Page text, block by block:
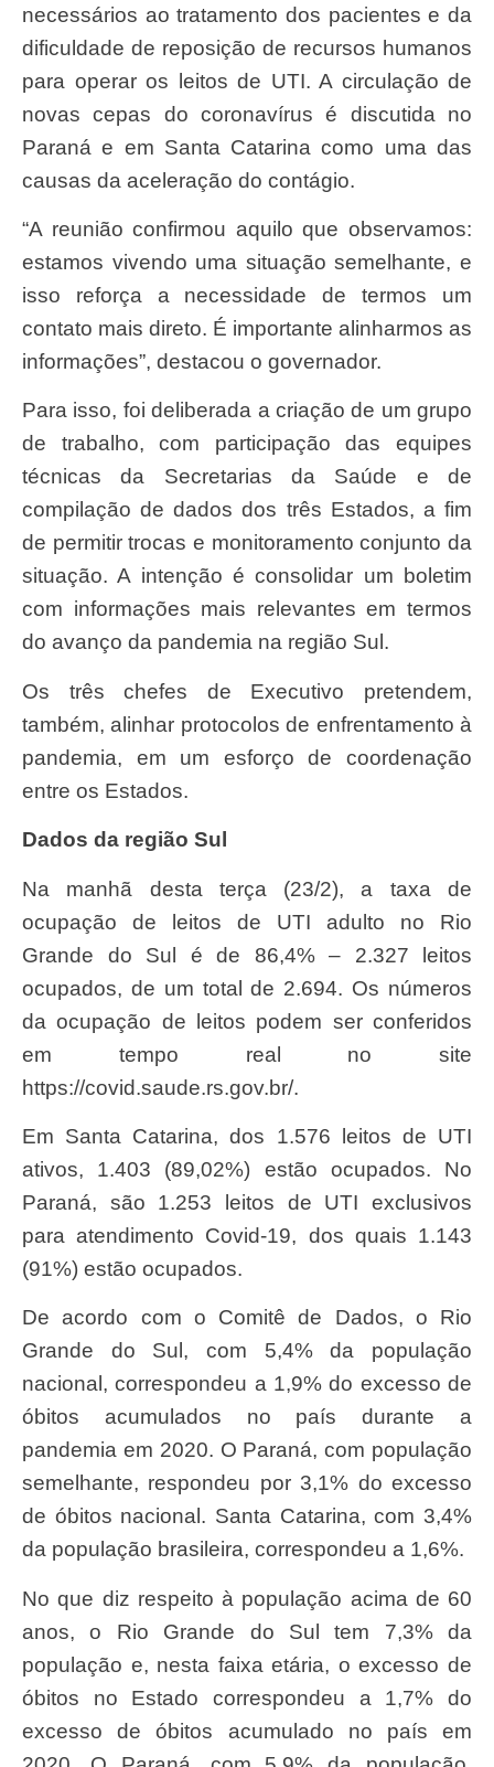
necessários ao tratamento dos pacientes e da
dificuldade de reposição de recursos humanos
para operar os leitos de UTI. A circulação de
novas cepas do coronavírus é discutida no
Paraná e em Santa Catarina como uma das
causas da aceleração do contágio.
“A reunião confirmou aquilo que observamos:
estamos vivendo uma situação semelhante, e
isso reforça a necessidade de termos um
contato mais direto. É importante alinharmos as
informações”, destacou o governador.
Para isso, foi deliberada a criação de um grupo
de trabalho, com participação das equipes
técnicas da Secretarias da Saúde e de
compilação de dados dos três Estados, a fim
de permitir trocas e monitoramento conjunto da
situação. A intenção é consolidar um boletim
com informações mais relevantes em termos
do avanço da pandemia na região Sul.
Os três chefes de Executivo pretendem,
também, alinhar protocolos de enfrentamento à
pandemia, em um esforço de coordenação
entre os Estados.
Dados da região Sul
Na manhã desta terça (23/2), a taxa de
ocupação de leitos de UTI adulto no Rio
Grande do Sul é de 86,4% – 2.327 leitos
ocupados, de um total de 2.694. Os números
da ocupação de leitos podem ser conferidos
em tempo real no site
https://covid.saude.rs.gov.br/.
Em Santa Catarina, dos 1.576 leitos de UTI
ativos, 1.403 (89,02%) estão ocupados. No
Paraná, são 1.253 leitos de UTI exclusivos
para atendimento Covid-19, dos quais 1.143
(91%) estão ocupados.
De acordo com o Comitê de Dados, o Rio
Grande do Sul, com 5,4% da população
nacional, correspondeu a 1,9% do excesso de
óbitos acumulados no país durante a
pandemia em 2020. O Paraná, com população
semelhante, respondeu por 3,1% do excesso
de óbitos nacional. Santa Catarina, com 3,4%
da população brasileira, correspondeu a 1,6%.
No que diz respeito à população acima de 60
anos, o Rio Grande do Sul tem 7,3% da
população e, nesta faixa etária, o excesso de
óbitos no Estado correspondeu a 1,7% do
excesso de óbitos acumulado no país em